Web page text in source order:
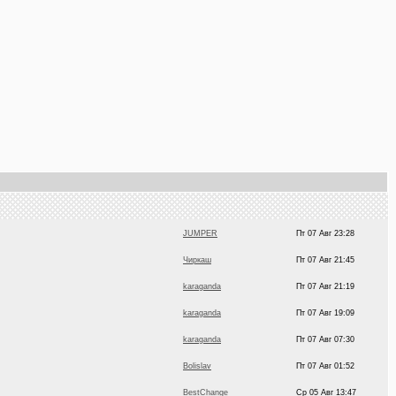
Чиркаш Пт 07 Авг 21:45
karaganda Пт 07 Авг 21:19
karaganda Пт 07 Авг 19:09
karaganda Пт 07 Авг 07:30
Bolislav Пт 07 Авг 01:52
BestChange Ср 05 Авг 13:47